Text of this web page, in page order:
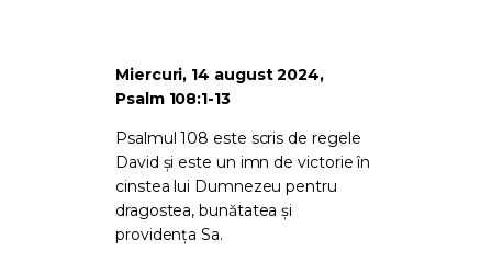
LOGIN MEMBER
PORTAL
Miercuri, 14 august 2024,
Psalm 108:1-13
Psalmul 108 este scris de regele
David și este un imn de victorie în
cinstea lui Dumnezeu pentru
dragostea, bunătatea și
providența Sa.